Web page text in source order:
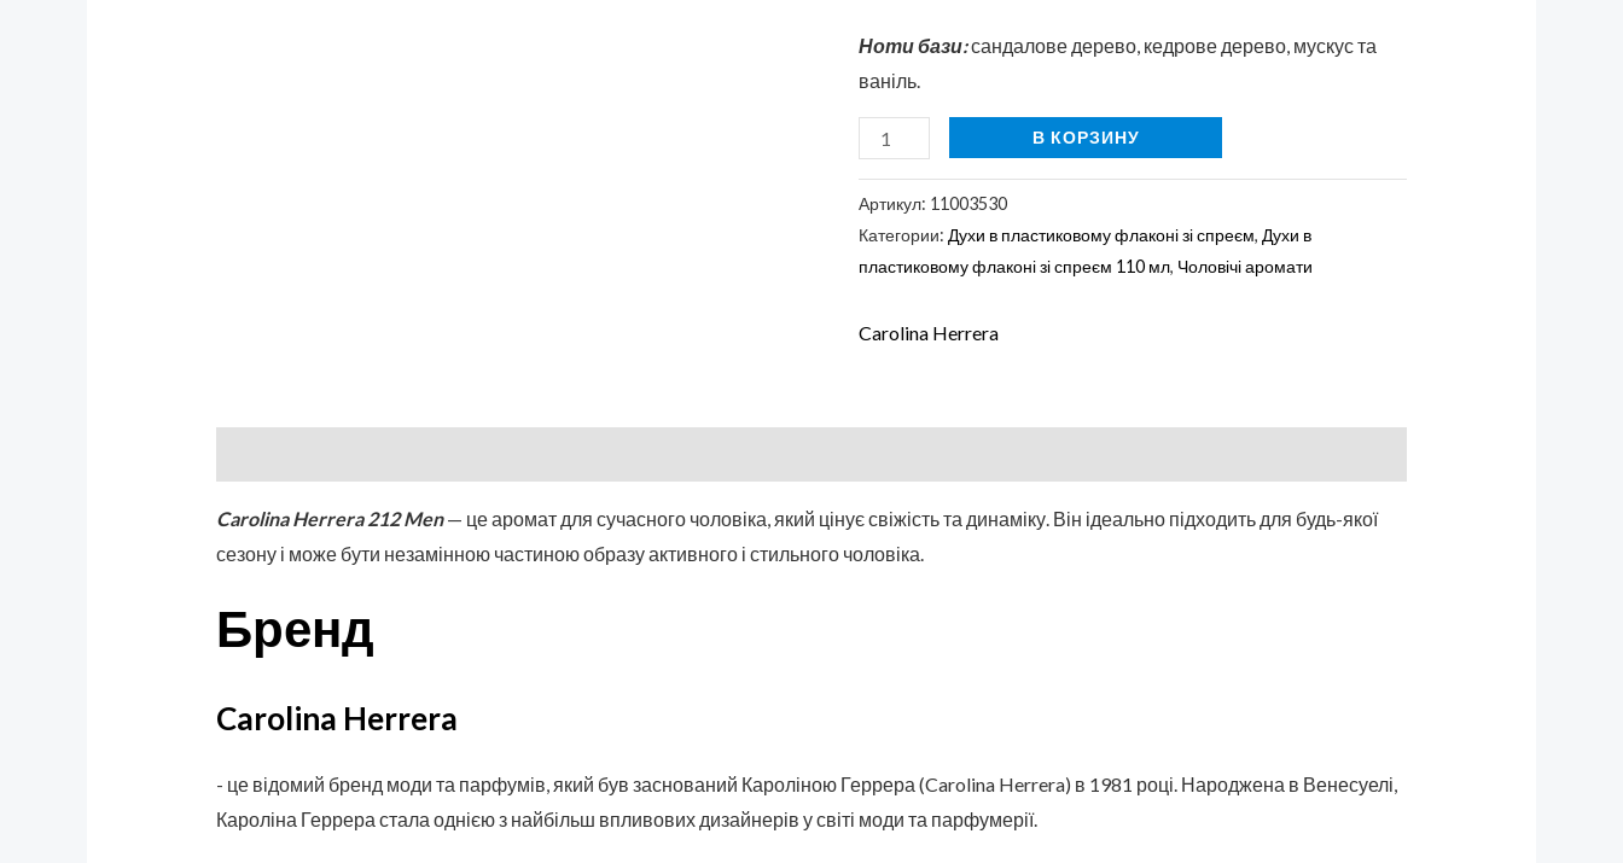
Ноти бази:сандалове дерево, кедрове дерево, мускус та
ваніль.
В КОРЗИНУ
Артикул: 11003530
Категории: Духи в пластиковому флаконі зі спреєм, Духи в
пластиковому флаконі зі спреєм 110 мл, Чоловічі аромати
Carolina Herrera
Carolina Herrera 212 Men— це аромат для сучасного чоловіка, який цінує свіжість та динаміку. Він ідеально підходить для будь-якої
сезону і може бути незамінною частиною образу активного і стильного чоловіка.
Бренд
Carolina Herrera
- це відомий бренд моди та парфумів, який був заснований Кароліною Геррера (Carolina Herrera) в 1981 році. Народжена в Венесуелі,
Кароліна Геррера стала однією з найбільш впливових дизайнерів у світі моди та парфумерії.